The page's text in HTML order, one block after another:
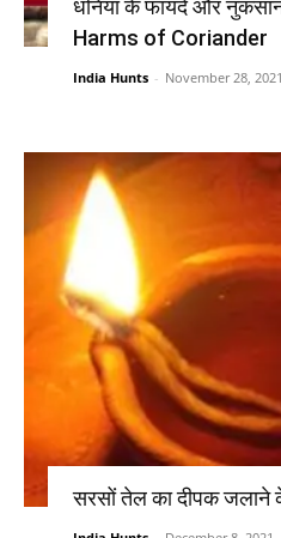
धनिया के फायदे और
Harms of Coriander
India Hunts - November 28, 2021
सरसों तेल का दीपक जलाने